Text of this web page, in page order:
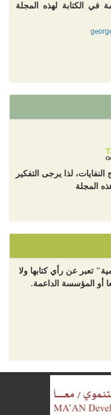
في الكتابة لهذه المجلة
لذا يرجى التفكير
المجلة
تعبر عن رأي كتابها ولا
أو المؤسسة الداعمة.